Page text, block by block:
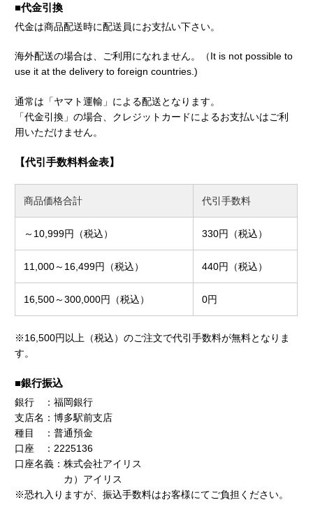
■代金引換
代金は商品配送時に配送員にお支払い下さい。
海外配送の場合は、ご利用になれません。（It is not possible to
use it at the delivery to foreign countries.)
通常は「ヤマト運輸」による配送となります。
「代金引換」の場合、クレジットカードによるお支払いはご利
用いただけません。
【代引手数料料金表】
商品価格合計 代引手数料
～10,999円（税込） 330円（税込）
11,000～16,499円（税込） 440円（税込）
16,500～300,000円（税込） 0円
※16,500円以上（税込）のご注文で代引手数料が無料となりま
す。
■銀行振込
銀行 ：福岡銀行
支店名：博多駅前支店
種目 ：普通預金
口座 ：2225136
口座名義：株式会社アイリス
カ）アイリス
※恐れ入りますが、振込手数料はお客様にてご負担ください。